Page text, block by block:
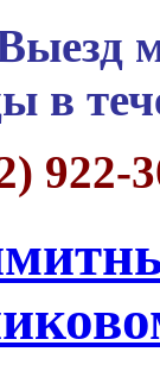
в
922-